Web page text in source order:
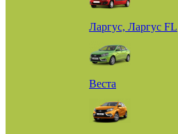
Ларгус, Ларгус FL
Веста